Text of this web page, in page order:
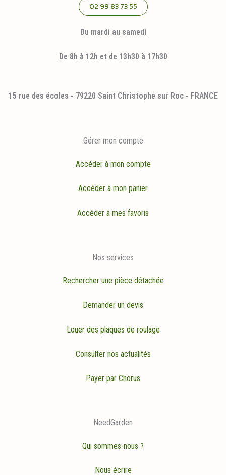
02 99 83 73 55
Du mardi au samedi
De 8h à 12h et de 13h30 à 17h30
15 rue des écoles - 79220 Saint Christophe sur Roc - FRANCE
Gérer mon compte
Accéder à mon compte
Accéder à mon panier
Accéder à mes favoris
Nos services
Rechercher une pièce détachée
Demander un devis
Louer des plaques de roulage
Consulter nos actualités
Payer par Chorus
NeedGarden
Qui sommes-nous ?
Nous écrire